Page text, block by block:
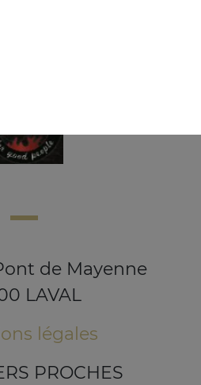
de Mayenne
LAVAL
légales
PROCHES